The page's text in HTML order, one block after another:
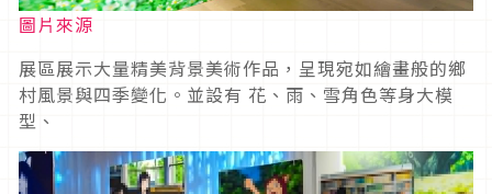
圖片來源
展區展示大量精美背景美術作品，呈現宛如繪畫般的鄉
村風景與四季變化。並設有 花、雨、雪角色等身大模
型、